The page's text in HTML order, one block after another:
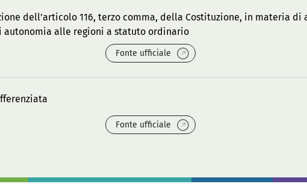
dell'articolo 116, terzo comma, della Costituzione, in materia
alle regioni a statuto ordinario
Fonte ufficiale
Fonte ufficiale